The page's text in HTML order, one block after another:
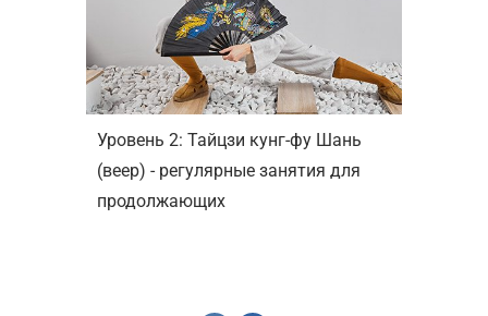
Уровень 2: Тайцзи кунг-фу Шань
(веер) - регулярные занятия для
продолжающих